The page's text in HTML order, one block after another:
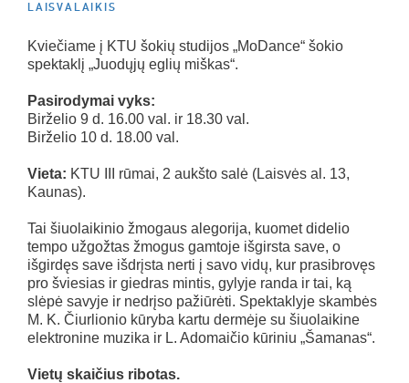
LAISVALAIKIS
Kviečiame į KTU šokių studijos „MoDance“ šokio
spektaklį „Juodųjų eglių miškas“.
Pasirodymai vyks:
Birželio 9 d. 16.00 val. ir 18.30 val.
Birželio 10 d. 18.00 val.
Vieta: KTU III rūmai, 2 aukšto salė (Laisvės al. 13,
Kaunas).
Tai šiuolaikinio žmogaus alegorija, kuomet didelio
tempo užgožtas žmogus gamtoje išgirsta save, o
išgirdęs save išdrįsta nerti į savo vidų, kur prasibrovęs
pro šviesias ir giedras mintis, gylyje randa ir tai, ką
slėpė savyje ir nedrįso pažiūrėti. Spektaklyje skambės
M. K. Čiurlionio kūryba kartu dermėje su šiuolaikine
elektronine muzika ir L. Adomaičio kūriniu „Šamanas“.
Vietų skaičius ribotas.